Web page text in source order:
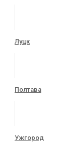
Луцк
Полтава
Ужгород